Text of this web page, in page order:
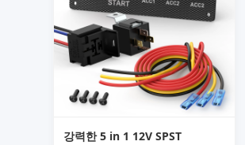
강력한 5 in 1 12V SPST